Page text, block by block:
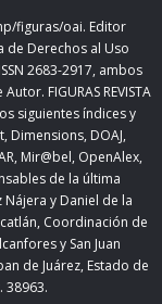
figuras/oai. Editor
de Derechos al Uso
2683-2917, ambos
FIGURAS REVISTA
siguientes índices y
Dimensions, DOAJ,
Mir@bel, OpenAlex,
de la última
y Daniel de la
Coordinación de
y San Juan
de Juárez, Estado de
38963.